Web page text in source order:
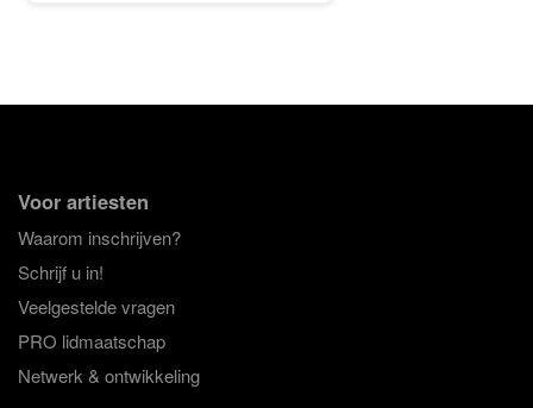
Voor artiesten
Waarom inschrijven?
Schrijf u in!
Veelgestelde vragen
PRO lidmaatschap
Netwerk & ontwikkeling